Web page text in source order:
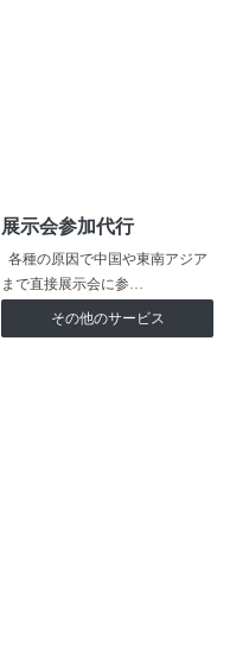
展示会参加代行
各種の原因で中国や東南アジア
まで直接展示会に参…
その他のサービス